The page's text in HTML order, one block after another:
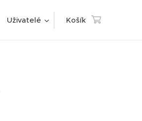
Uživatelé Košík